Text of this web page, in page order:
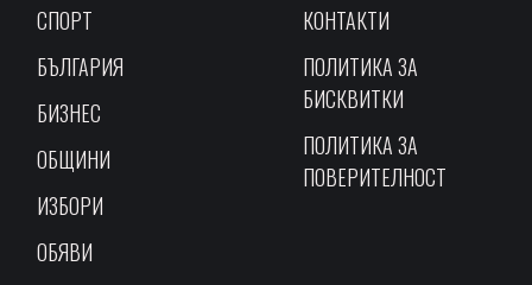
СПОРТ
БЪЛГАРИЯ
БИЗНЕС
ОБЩИНИ
ИЗБОРИ
ОБЯВИ
КОНТАКТИ
ПОЛИТИКА ЗА
БИСКВИТКИ
ПОЛИТИКА ЗА
ПОВЕРИТЕЛНОСТ